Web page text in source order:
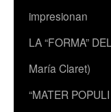
impresionan
LA “FORMA”
María Claret)
“MATER